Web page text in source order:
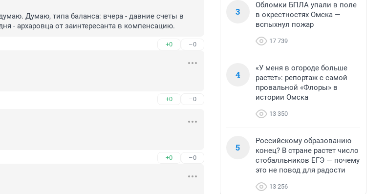
Думаю, типа баланса: вчера - давние счеты в
- архаровца от заинтересанта в компенсацию.
+0 –0
+0 –0
+0 –0
3
Обломки БПЛА упали в поле
в окрестностях Омска —
вспыхнул пожар
17 739
4
«У меня в огороде больше
растет»: репортаж с самой
провальной «Флоры» в
истории Омска
13 350
5
Российскому образованию
конец? В стране растет число
стобалльников ЕГЭ — почему
это не повод для радости
13 256